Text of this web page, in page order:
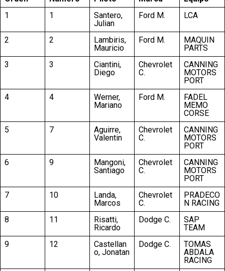
1
1
Santero,
Julian
Ford M. LCA
2 2
Lambiris,
Mauricio
Ford M.
MAQUIN
PARTS
3
3
Ciantini,
Diego
Chevrolet
C.
CANNING
MOTORS
PORT
4
4
Werner,
Mariano
Ford M.
FADEL
MEMO
CORSE
5
7
Aguirre,
Valentin
Chevrolet
C.
CANNING
MOTORS
PORT
6
9
Mangoni,
Santiago
Chevrolet
C.
CANNING
MOTORS
PORT
7
10
Landa,
Marcos
Chevrolet
C.
PRADECO
N RACING
8
11
Risatti,
Ricardo
Dodge C.
SAP
TEAM
9
12
Castellan
o, Jonatan
Dodge C.
TOMAS
ABDALA
RACING